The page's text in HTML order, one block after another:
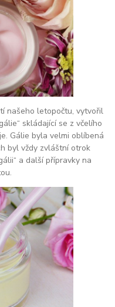
našeho letopočtu, vytvořil
skládající se z včelího
Gálie byla velmi oblíbená
byl vždy zvláštní otrok
a další přípravky na